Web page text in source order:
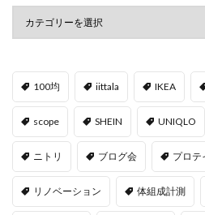
100均 iittala IKEA
scope SHEIN UNIQLO
ニトリ ブログ会 プロテ
リノベーション 体組成計測